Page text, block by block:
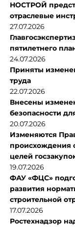
НОСТРОЙ
отраслевые
27.07.2026
пятилетнего
24.07.2026
Приняты
труда
22.07.2026
Внесены
безопасности
20.07.2026
Изменяются
происхождения
целей
19.07.2026
ФАУ «ФЦС»
развития
строительной
17.07.2026
Ростехнадзор